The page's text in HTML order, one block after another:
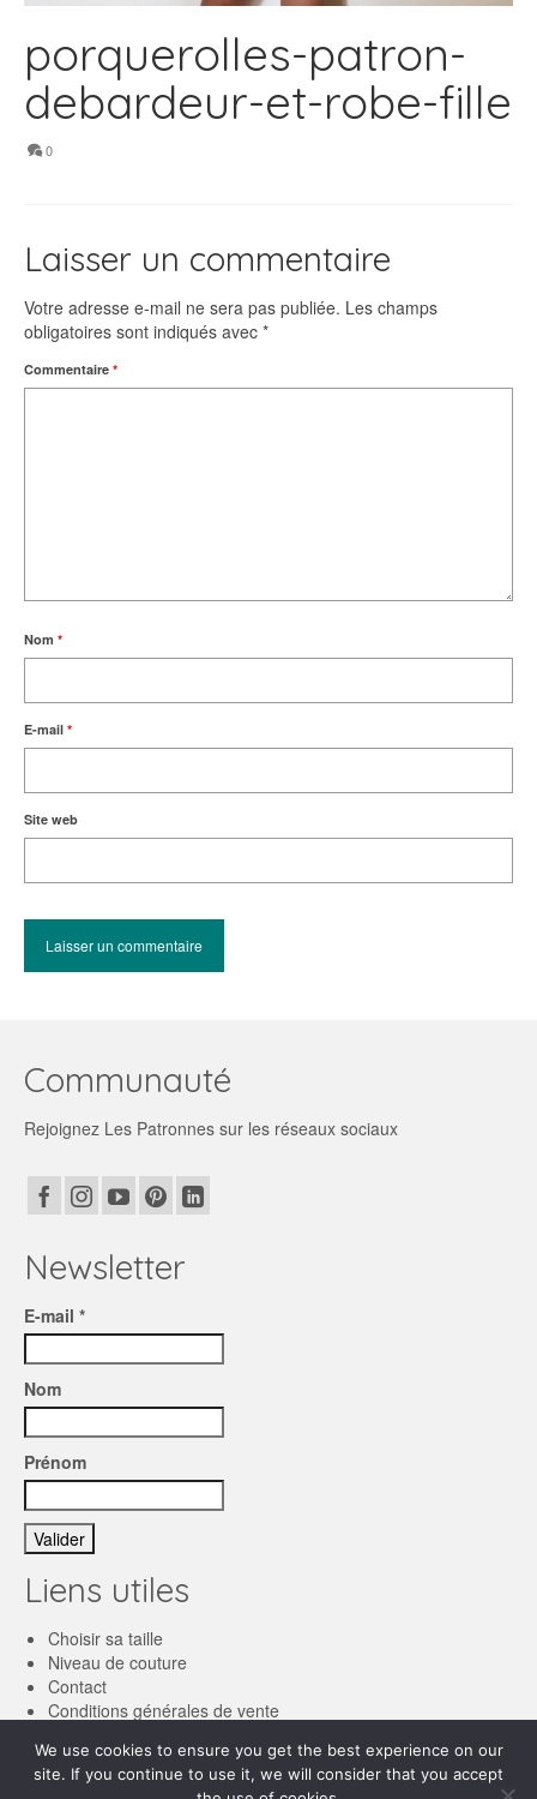
porquerolles-patron-
debardeur-et-robe-fille
0
Laisser un commentaire
Votre adresse e-mail ne sera pas publiée. Les champs
obligatoires sont indiqués avec *
Commentaire *
Nom *
E-mail *
Site web
Communauté
Rejoignez Les Patronnes sur les réseaux sociaux
Newsletter
E-mail *
Nom
Prénom
Liens utiles
Choisir sa taille
Niveau de couture
Contact
Conditions générales de vente
We use cookies to ensure you get the best experience on our
site. If you continue to use it, we will consider that you accept